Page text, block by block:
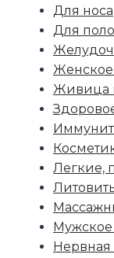
Для носа
Для
Женское
Живица
Легкие,
Мужское
Нервная